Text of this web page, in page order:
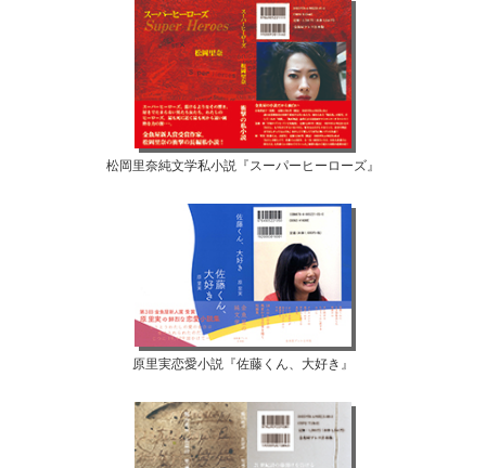
松岡里奈純文学私小説『スーパーヒーローズ』
原里実恋愛小説『佐藤くん、大好き』